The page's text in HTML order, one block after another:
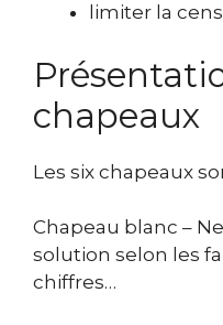
limiter la
chapeaux
Les six chapeaux
Chapeau blanc –
solution selon les
chiffres…